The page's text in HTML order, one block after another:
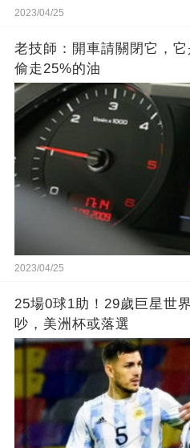
2023/04/25
老技師：開車請關閉它，
偷走25%的油
2023/04/25
25場0球1助！29歲巨星世
吵，美洲杯或落選